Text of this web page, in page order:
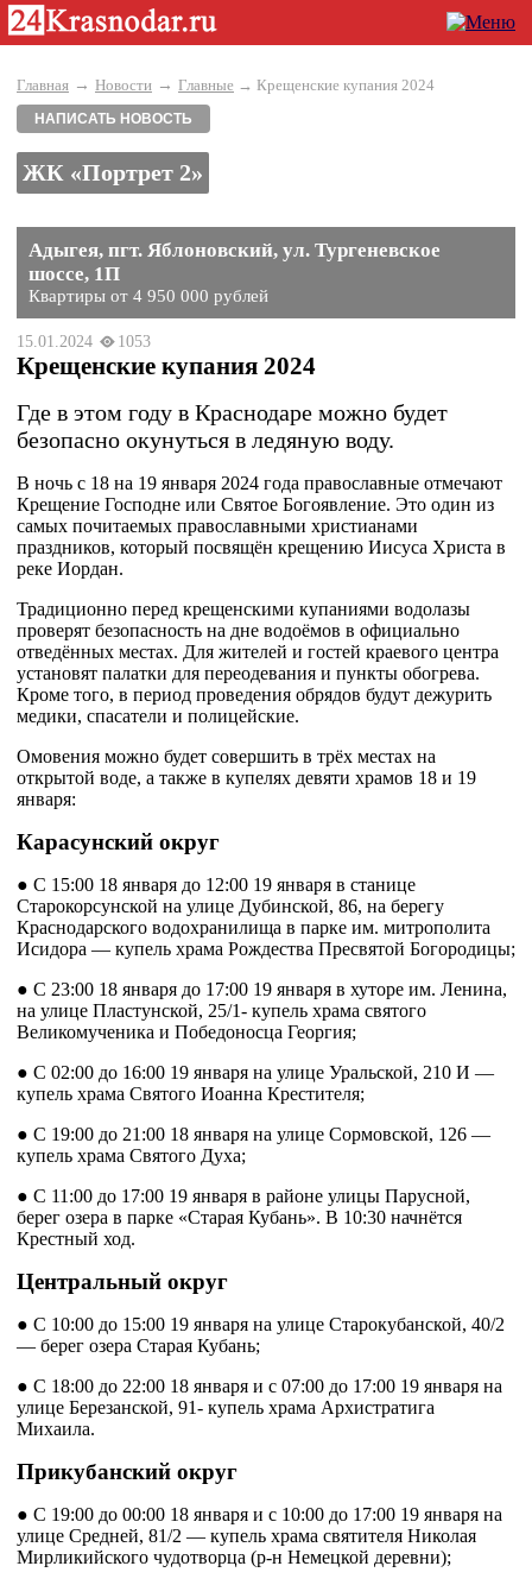
Главная → Новости → Главные → Крещенские купания 2024
НАПИСАТЬ НОВОСТЬ
ЖК «Портрет 2»
Адыгея, пгт. Яблоновский, ул. Тургеневское
шоссе, 1П
Квартиры от 4 950 000 рублей
15.01.2024 1053
Крещенские купания 2024
Где в этом году в Краснодаре можно будет
безопасно окунуться в ледяную воду.
В ночь с 18 на 19 января 2024 года православные отмечают
Крещение Господне или Святое Богоявление. Это один из
самых почитаемых православными христианами
праздников, который посвящён крещению Иисуса Христа в
реке Иордан.
Традиционно перед крещенскими купаниями водолазы
проверят безопасность на дне водоёмов в официально
отведённых местах. Для жителей и гостей краевого центра
установят палатки для переодевания и пункты обогрева.
Кроме того, в период проведения обрядов будут дежурить
медики, спасатели и полицейские.
Омовения можно будет совершить в трёх местах на
открытой воде, а также в купелях девяти храмов 18 и 19
января:
Карасунский округ
● С 15:00 18 января до 12:00 19 января в станице
Старокорсунской на улице Дубинской, 86, на берегу
Краснодарского водохранилища в парке им. митрополита
Исидора — купель храма Рождества Пресвятой Богородицы;
● С 23:00 18 января до 17:00 19 января в хуторе им. Ленина,
на улице Пластунской, 25/1- купель храма святого
Великомученика и Победоносца Георгия;
● С 02:00 до 16:00 19 января на улице Уральской, 210 И —
купель храма Святого Иоанна Крестителя;
● С 19:00 до 21:00 18 января на улице Сормовской, 126 —
купель храма Святого Духа;
● С 11:00 до 17:00 19 января в районе улицы Парусной,
берег озера в парке «Старая Кубань». В 10:30 начнётся
Крестный ход.
Центральный округ
● С 10:00 до 15:00 19 января на улице Старокубанской, 40/2
— берег озера Старая Кубань;
● С 18:00 до 22:00 18 января и с 07:00 до 17:00 19 января на
улице Березанской, 91- купель храма Архистратига
Михаила.
Прикубанский округ
● С 19:00 до 00:00 18 января и с 10:00 до 17:00 19 января на
улице Средней, 81/2 — купель храма святителя Николая
Мирликийского чудотворца (р-н Немецкой деревни);